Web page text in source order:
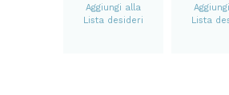
Aggiungi alla
Lista desideri
Lista